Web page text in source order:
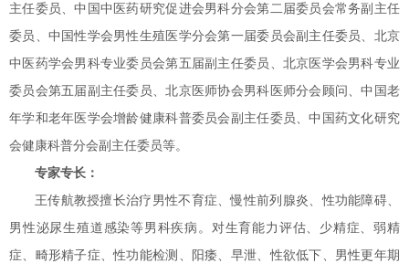
主任委员、中国中医药研究促进会男科分会第二届委员会常务副主任
委员、中国性学会男性生殖医学分会第一届委员会副主任委员、北京
中医药学会男科专业委员会第五届副主任委员、北京医学会男科专业
委员会第五届副主任委员、北京医师协会男科医师分会顾问、中国老
年学和老年医学会增龄健康科普委员会副主任委员、中国药文化研究
会健康科普分会副主任委员等。
专家专长：
王传航教授擅长治疗男性不育症、慢性前列腺炎、性功能障碍、
男性泌尿生殖道感染等男科疾病。对生育能力评估、少精症、弱精
症、畸形精子症、性功能检测、阳痿、早泄、性欲低下、男性更年期